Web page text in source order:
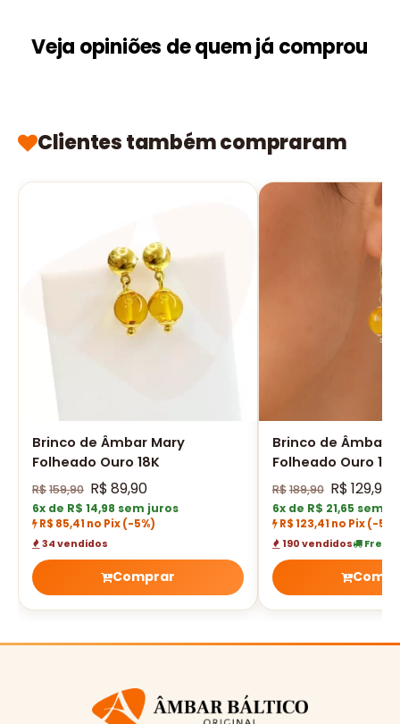
Veja opiniões de quem já comprou
Clientes também compraram
Brinco de Âmbar Mary
Folheado Ouro 18K
R$159,90 R$ 89,90
6x de R$ 14,98 sem juros
R$ 85,41 no Pix(-5%)
34 vendidos
Comprar
Brinco de Âmbar
Folheado Ouro 18K
R$189,90 R$ 129,90
6x de R$ 21,65 sem
R$ 123,41 no Pix(-5%)
190 vendidos Frete